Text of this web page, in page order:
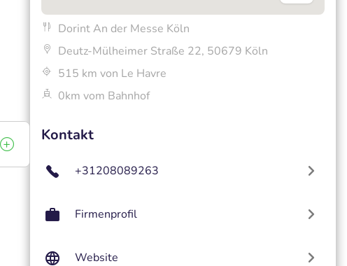
Dorint An der Messe Köln
Deutz-Mülheimer Straße 22, 50679 Köln
515 km von Le Havre
0km vom Bahnhof
Kontakt
+31208089263
Firmenprofil
Website